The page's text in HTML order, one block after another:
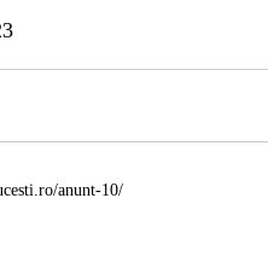
anunt-10/